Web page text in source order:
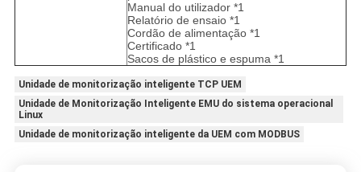
Manual do utilizador *1
Relatório de ensaio *1
Cordão de alimentação *1
Certificado *1
Sacos de plástico e espuma *1
Unidade de monitorização inteligente TCP UEM
Unidade de Monitorização Inteligente EMU do sistema operacional
Linux
Unidade de monitorização inteligente da UEM com MODBUS